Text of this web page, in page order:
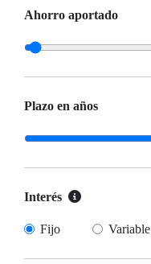
Ahorro aportado
Plazo en años
Interés
Fijo Variable